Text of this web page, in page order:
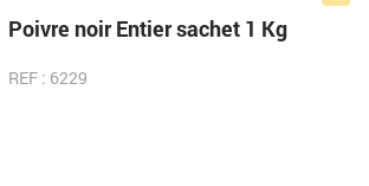
Poivre noir Entier sachet 1 Kg
REF : 6229